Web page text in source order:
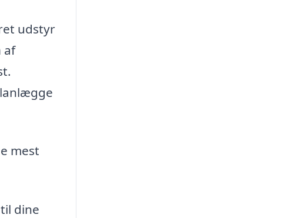
udstyr
af
mest
dine